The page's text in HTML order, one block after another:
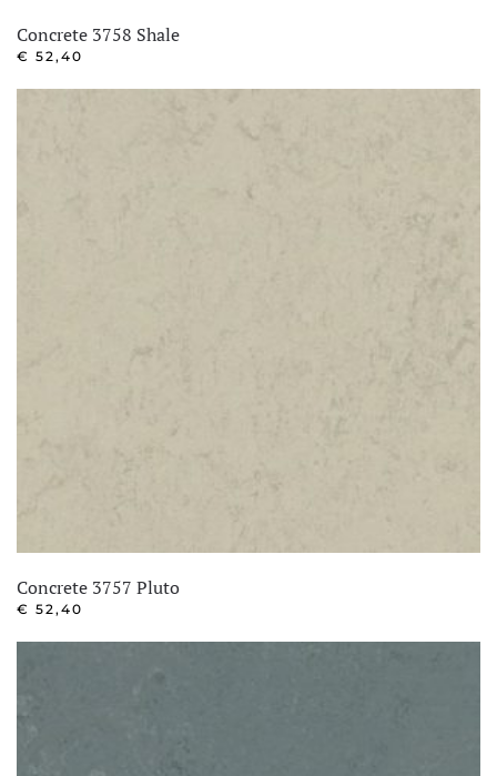
Concrete 3758 Shale
€ 52,40
Concrete 3757 Pluto
€ 52,40